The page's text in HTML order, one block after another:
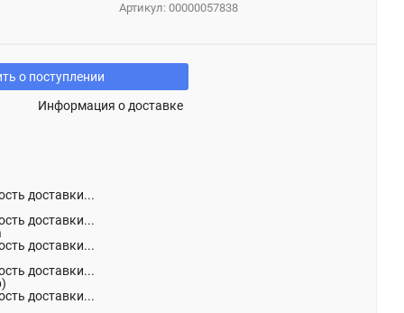
Артикул:00000057838
о поступлении
Информация о доставке
доставки...
доставки...
доставки...
доставки...
доставки...